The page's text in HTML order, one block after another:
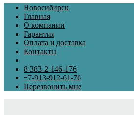
Новосибирск
Главная
О компании
Гарантия
Оплата и доставка
Контакты
8-383-2-146-176
+7-913-912-61-76
Перезвонить мне